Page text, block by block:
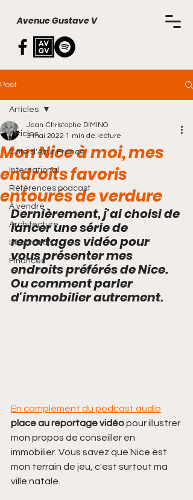
Avenue Gustave V
Post
Articles
Côte d'Azur France
International
Références podcast
À vendre
Architecture
Décoration
Finances
Articles
Mon Nice à moi, mes
endroits favoris
entourés de verdure
Jean-Christophe DIMINO
3 mai 2022 1 min de lecture
Dernièrement, j'ai choisi de
lancer une série de
reportages vidéo pour
vous présenter mes
endroits préférés de Nice.
Ou comment parler
d'immobilier autrement.
En complément du podcast audio
place au reportage vidéo pour illustrer
mon propos de conseiller en
immobilier. Vous savez que Nice est
mon terrain de jeu, c'est surtout ma
ville natale.